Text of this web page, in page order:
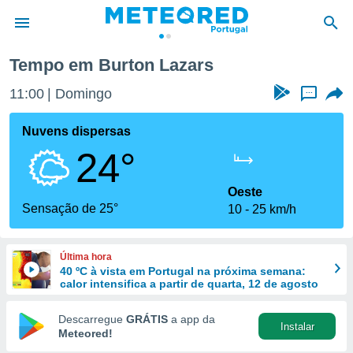
da
foi
fornecidas
a este
das
e
forma
digital
Tempo em Burton Lazars
11:00 Domingo ...
Nuvens dispersas
24°
Sensação de 25°
Oeste
10
25 km/h
Última hora
40 ºC à vista em Portugal na próxima semana:
calor intensifica a partir de quarta, 12 de agosto
Descarregue GRÁTIS a app da
Meteored!
Instalar